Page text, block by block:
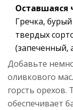
Оставшаяся
Гречка,
твердых
(запеченный,
Добавьте
оливкового
горсть орехов.
обеспечивает